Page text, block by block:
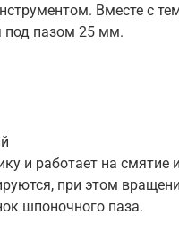
Вместе с
под пазом 25 мм.
и работает на смятие
при этом
шпоночного паза.